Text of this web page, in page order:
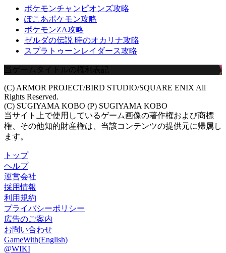
ポケモンチャンピオンズ攻略
ぽこあポケモン攻略
ポケモンZA攻略
ゼルダの伝説 時のオカリナ攻略
スプラトゥーンレイダース攻略
当ゲームタイトルの権利表記
(C) ARMOR PROJECT/BIRD STUDIO/SQUARE ENIX All
Rights Reserved.
(C) SUGIYAMA KOBO (P) SUGIYAMA KOBO
当サイト上で使用しているゲーム画像の著作権および商標
権、その他知的財産権は、当該コンテンツの提供元に帰属し
ます。
トップ
ヘルプ
運営会社
採用情報
利用規約
プライバシーポリシー
広告のご案内
お問い合わせ
GameWith(English)
@WIKI